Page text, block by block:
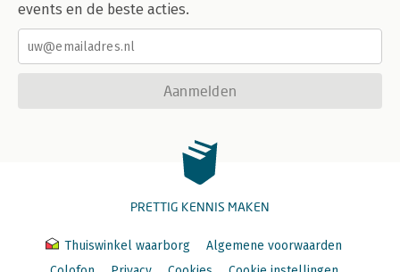
events en de beste acties.
Aanmelden
PRETTIG KENNIS MAKEN
Thuiswinkel waarborg
Algemene voorwaarden